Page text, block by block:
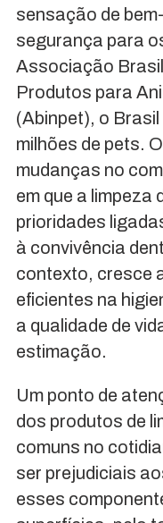
sensação de
segurança para
Associação
Produtos para
(Abinpet), o
milhões de pets.
mudanças no
em que a limpeza
prioridades
à convivência
contexto, cresce
eficientes na
a qualidade de
estimação.
Um ponto de
dos produtos de
comuns no
ser prejudiciais
esses